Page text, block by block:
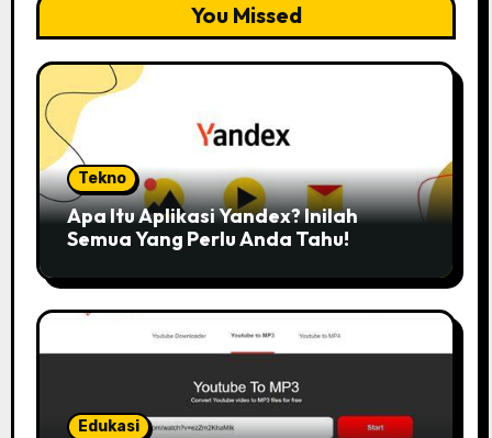
You Missed
Tekno
Apa Itu Aplikasi Yandex? Inilah
Semua Yang Perlu Anda Tahu!
Edukasi